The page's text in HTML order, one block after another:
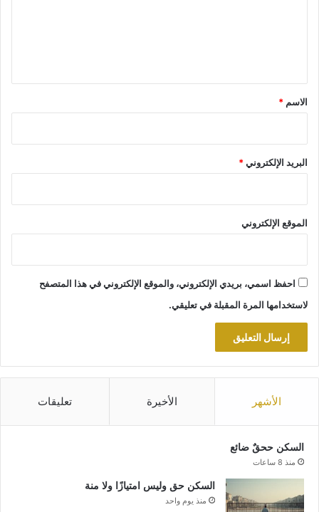
*
الاسم *
البريد الإلكتروني*
الموقع الإلكتروني
احفظ اسمي، بريدي الإلكتروني، والموقع الإلكتروني في هذا المتصفح
لاستخدامها المرة المقبلة في تعليقي.
الأشهر الأخيرة تعليقات
السكن ححقٌ ضائع
منذ 8 ساعات
السكن حق وليس امتيازًا ولا منة
منذ يوم واحد